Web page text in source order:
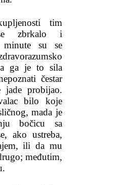
tim
zbrkalo i
minute su se
ga je to sila
čestar
probijao.
bilo koje
mada je
bočicu sa
ako ustreba,
ili da mu
međutim,